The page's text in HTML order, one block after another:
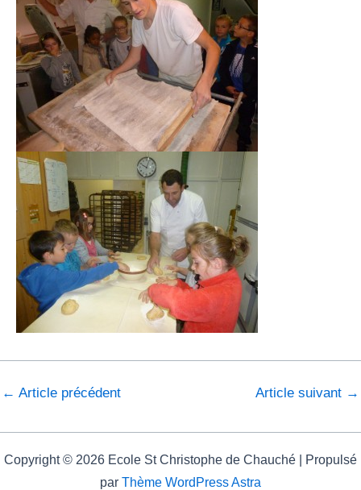
← Article précédent Article suivant →
Copyright © 2026 Ecole St Christophe de Chauché | Propulsé
par Thème WordPress Astra